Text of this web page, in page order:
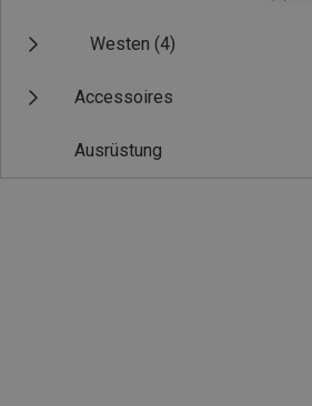
Westen (4)
Accessoires
Ausrüstung